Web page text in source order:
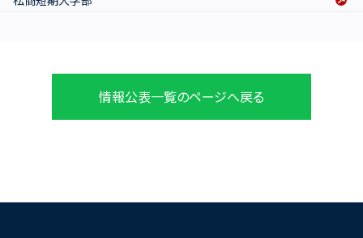
情報公表一覧のページへ戻る